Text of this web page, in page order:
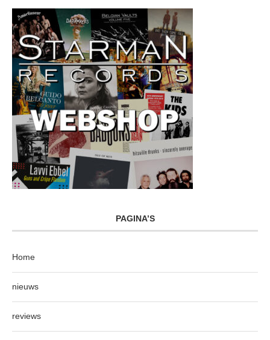
PAGINA’S
Home
nieuws
reviews